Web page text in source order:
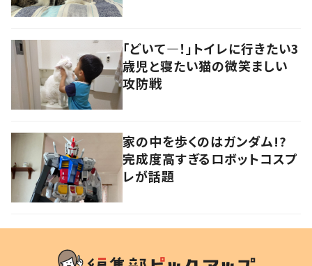
「どいて―！」トイレに行きたい3
歳児と寝たい猫の微笑ましい
攻防戦
家の中を歩くのはガンダム!?
完成度高すぎるロボットコスプ
レが話題